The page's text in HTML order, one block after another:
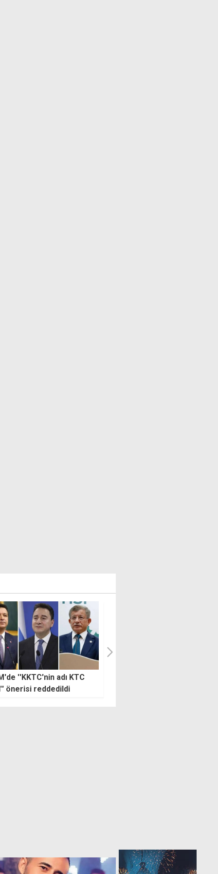
tutuklanan zanlıların
de uyuşturucu bulundu